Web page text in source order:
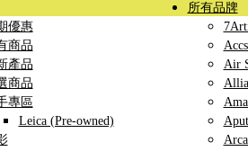
優惠
商品
產品
商品
專區
Leica (Pre-owned)
所有品牌
Air